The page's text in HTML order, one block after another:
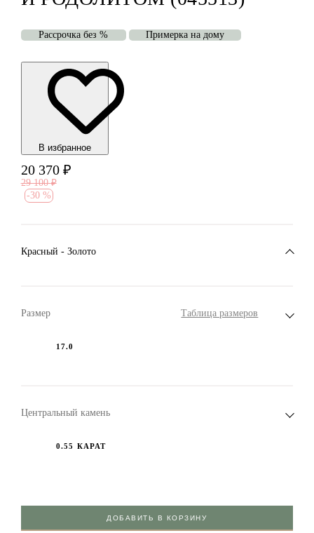
Рассрочка без % Примерка на дому
В избранноe
20 370 ₽
29 100 ₽
-30 %
Красный - Золото
Размер Таблица размеров
17.0
Центральный камень
0.55 КАРАТ
ДОБАВИТЬ В КОРЗИНУ